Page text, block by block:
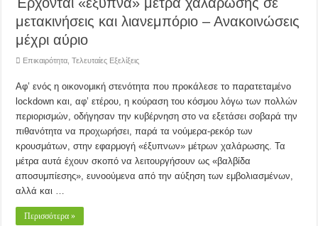
μετακινήσεις και λιανεμπόριο – Ανακοινώσεις
μέχρι αύριο
Επικαιρότητα ,Τελευταίες Εξελίξεις
Αφ’ ενός η οικονομική στενότητα που προκάλεσε το παρατεταμένο
lockdown και, αφ’ ετέρου, η κούραση του κόσμου λόγω των πολλών
περιορισμών, οδήγησαν την κυβέρνηση στο να εξετάσει σοβαρά την
πιθανότητα να προχωρήσει, παρά τα νούμερα-ρεκόρ των
κρουσμάτων, στην εφαρμογή «έξυπνων» μέτρων χαλάρωσης. Τα
μέτρα αυτά έχουν σκοπό να λειτουργήσουν ως «βαλβίδα
αποσυμπίεσης», ευνοούμενα από την αύξηση των εμβολιασμένων,
αλλά και …
Περισσότερα »